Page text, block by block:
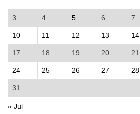
3 4 5 6 7
10 11 12 13 14
17 18 19 20 21
24 25 26 27 28
31
« Jul